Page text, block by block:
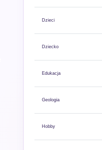
Dzieci
Dziecko
Edukacja
Geologia
Hobby